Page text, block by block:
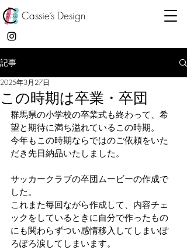
Cassie’s Design
記事
この時期は卒業・卒団
2025年3月27日
群馬県の小学校の卒業式も終わって、希
望と期待に満ち溢れているこの時期。
今年もこの時期ならではのご依頼をいた
だき先日納品いたしました。
サッカークラブの卒団ムービーの作成で
した。
これまた毎回ながら作成して、内容チェ
ックをしているときに自分で作ったもの
にも関わらずつい感情移入してしまいぽ
ろぽろ涙してしまいます。